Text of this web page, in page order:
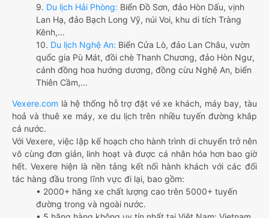
9. Du lịch Hải Phòng: Biển Đồ Sơn, đảo Hòn Dấu, vịnh
Lan Hạ, đảo Bạch Long Vỹ, núi Voi, khu di tích Tràng
Kênh,...
10. Du lịch Nghệ An: Biển Cửa Lò, đảo Lan Châu, vườn
quốc gia Pù Mát, đồi chè Thanh Chương, đảo Hòn Ngư,
cánh đồng hoa hướng dương, đồng cừu Nghệ An, biển
Thiên Cầm,...
Vexere.com là hệ thống hỗ trợ đặt vé xe khách, máy bay, tàu
hoả và thuê xe máy, xe du lịch trên nhiều tuyến đường khắp
cả nước.
Với Vexere, việc lập kế hoạch cho hành trình di chuyển trở nên
vô cùng đơn giản, linh hoạt và được cá nhân hóa hơn bao giờ
hết. Vexere hiện là nền tảng kết nối hành khách với các đối
tác hàng đầu trong lĩnh vực đi lại, bao gồm:
• 2000+ hãng xe chất lượng cao trên 5000+ tuyến
đường trong và ngoài nước.